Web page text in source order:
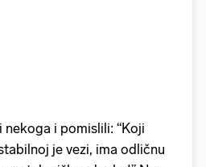
i pomislili: “Koji
je vezi, ima odličnu